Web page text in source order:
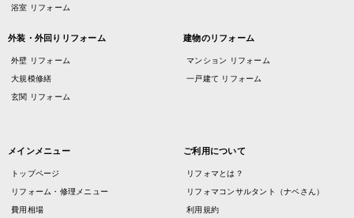
浴室 リフォーム
外装・外回りリフォーム
外壁 リフォーム
大規模修繕
玄関 リフォーム
建物のリフォーム
マンション リフォーム
一戸建て リフォーム
メインメニュー
トップページ
リフォーム・修理メニュー
費用相場
ご利用について
リフォマとは？
リフォマコンサルタント（ナベさん）
利用規約